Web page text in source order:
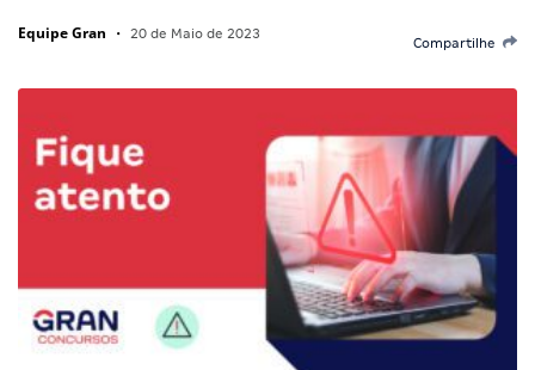
Equipe Gran • 20 de Maio de 2023
Compartilhe